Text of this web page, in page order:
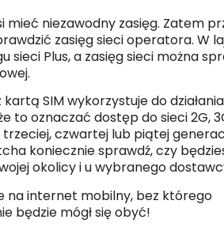
mieć niezawodny zasięg. Zatem
zasięg sieci operatora. W
sieci Plus, a zasięg sieci można
.
SIM wykorzystuje do
to oznaczać dostęp do sieci 2G,
trzeciej, czwartej lub piątej
koniecznie sprawdź, czy
okolicy i u wybranego
na internet mobilny, bez którego
będzie mógł się obyć!